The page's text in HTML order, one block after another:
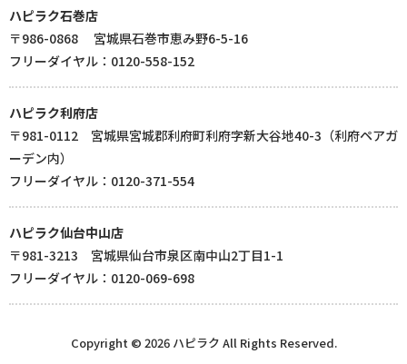
ハピラク石巻店
〒986-0868 宮城県石巻市恵み野6-5-16
フリーダイヤル：0120-558-152
ハピラク利府店
〒981-0112 宮城県宮城郡利府町利府字新大谷地40-3（利府ペアガ
ーデン内）
フリーダイヤル：0120-371-554
ハピラク仙台中山店
〒981-3213 宮城県仙台市泉区南中山2丁目1-1
フリーダイヤル：0120-069-698
Copyright © 2026 ハピラク All Rights Reserved.